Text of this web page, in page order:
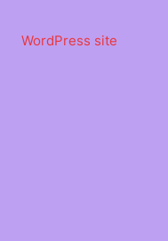
περιεχόμενο
WordPress site